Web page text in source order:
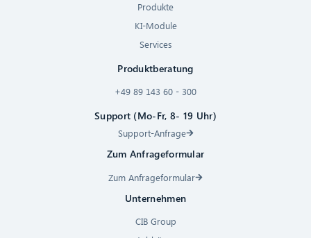
Produkte
KI-Module
Services
Produktberatung
+49 89 143 60 - 300
Support (Mo-Fr, 8- 19 Uhr)
Support-Anfrage
Zum Anfrageformular
Zum Anfrageformular
Unternehmen
CIB Group